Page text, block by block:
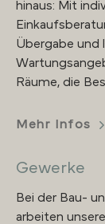
hinaus: Mit
Übergabe und
Räume, die
Mehr Infos
Gewerke
Bei der Bau-
arbeiten